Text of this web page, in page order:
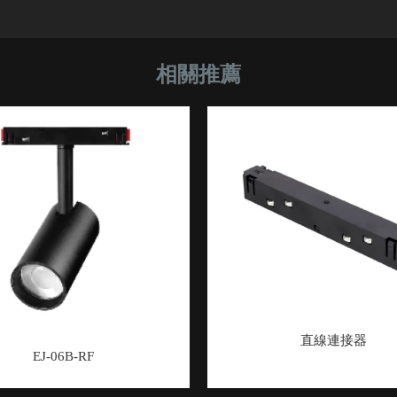
EJ-06B-RF
直線連接器